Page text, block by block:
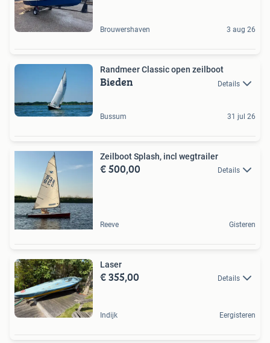
Brouwershaven 3 aug 26
Randmeer Classic open zeilboot
Bieden Details
Bussum 31 jul 26
Zeilboot Splash, incl wegtrailer
€ 500,00 Details
Reeve Gisteren
Laser
€ 355,00 Details
Indijk Eergisteren